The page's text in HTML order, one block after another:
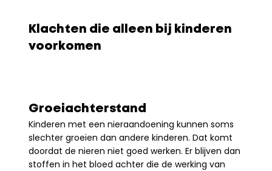
Klachten die alleen bij kinderen
voorkomen
Groeiachterstand
Kinderen met een nieraandoening kunnen soms
slechter groeien dan andere kinderen. Dat komt
doordat de nieren niet goed werken. Er blijven dan
stoffen in het bloed achter die de werking van